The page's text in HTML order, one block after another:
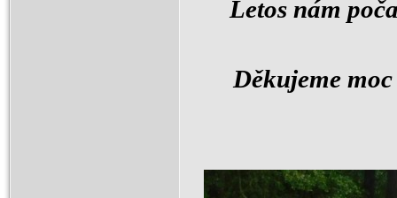
Letos nám
Děkujeme